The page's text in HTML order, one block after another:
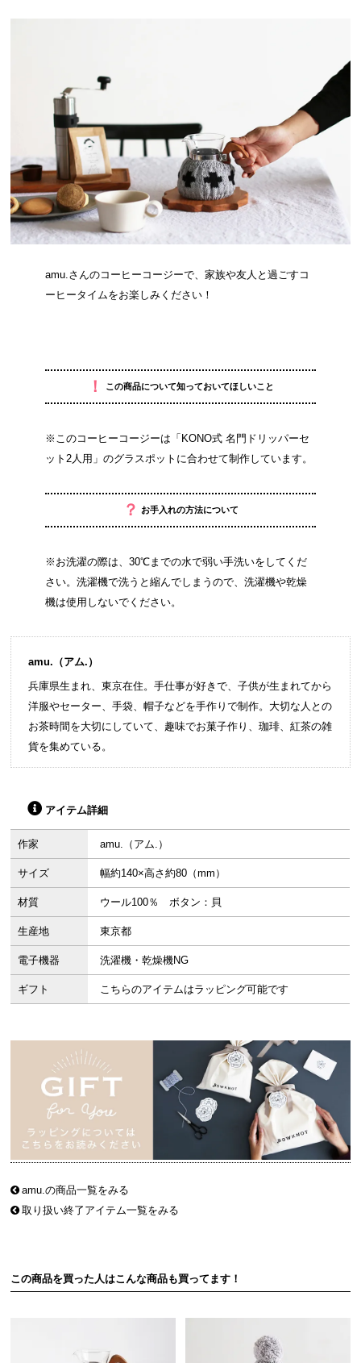
amu.さんのコーヒーコージーで、家族や友人と過ごすコ
ーヒータイムをお楽しみください！
！ この商品について知っておいてほしいこと
※このコーヒーコージーは「KONO式 名門ドリッパーセ
ット2人用」のグラスポットに合わせて制作しています。
？ お手入れの方法について
※お洗濯の際は、30℃までの水で弱い手洗いをしてくだ
さい。洗濯機で洗うと縮んでしまうので、洗濯機や乾燥
機は使用しないでください。
amu.（アム.）
兵庫県生まれ、東京在住。手仕事が好きで、子供が生まれてから
洋服やセーター、手袋、帽子などを手作りで制作。大切な人との
お茶時間を大切にしていて、趣味でお菓子作り、珈琲、紅茶の雑
貨を集めている。
アイテム詳細
作家 amu.（アム.）
サイズ 幅約140×高さ約80（mm）
材質 ウール100％ ボタン：貝
生産地 東京都
電子機器 洗濯機・乾燥機NG
ギフト こちらのアイテムはラッピング可能です
amu.の商品一覧をみる
取り扱い終了アイテム一覧をみる
この商品を買った人はこんな商品も買ってます！